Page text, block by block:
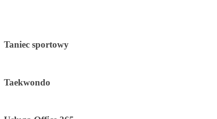
Taniec sportowy
Taekwondo